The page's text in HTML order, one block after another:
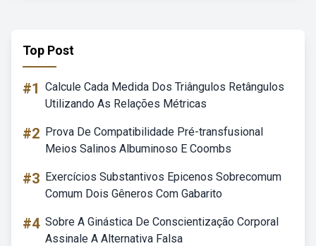
Top Post
#1 Calcule Cada Medida Dos Triângulos Retângulos
Utilizando As Relações Métricas
#2 Prova De Compatibilidade Pré-transfusional
Meios Salinos Albuminoso E Coombs
#3 Exercícios Substantivos Epicenos Sobrecomum
Comum Dois Gêneros Com Gabarito
#4 Sobre A Ginástica De Conscientização Corporal
Assinale A Alternativa Falsa